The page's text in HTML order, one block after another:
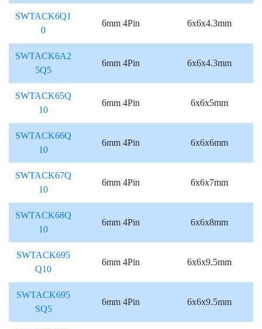
SWTACK6Q1
0
6mm 4Pin 6x6x4.3mm
SWTACK6A2
5Q5
6mm 4Pin 6x6x4.3mm
SWTACK65Q
10
6mm 4Pin 6x6x5mm
SWTACK66Q
10
6mm 4Pin 6x6x6mm
SWTACK67Q
10
6mm 4Pin 6x6x7mm
SWTACK68Q
10
6mm 4Pin 6x6x8mm
SWTACK695
Q10
6mm 4Pin 6x6x9.5mm
SWTACK695
SQ5
6mm 4Pin 6x6x9.5mm